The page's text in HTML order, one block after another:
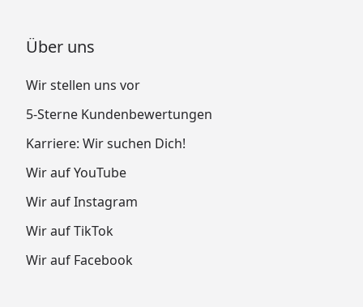
Über uns
Wir stellen uns vor
5-Sterne Kundenbewertungen
Karriere: Wir suchen Dich!
Wir auf YouTube
Wir auf Instagram
Wir auf TikTok
Wir auf Facebook